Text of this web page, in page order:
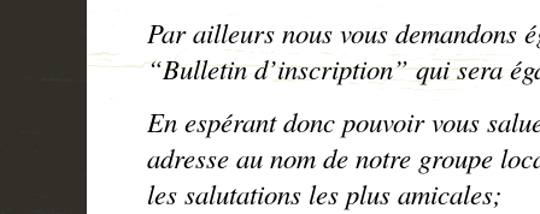
Par ailleurs nous vous demandons
“Bulletin d’inscription” qui sera
En espérant donc pouvoir vous
adresse au nom de notre groupe
les salutations les plus amicales;